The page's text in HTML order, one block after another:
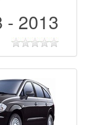
2013 - 2018